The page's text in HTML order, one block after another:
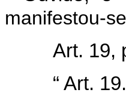
manifestou-
Art. 19,
“ Art.